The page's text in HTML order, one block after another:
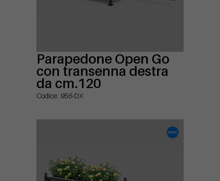
Parapedone Open Go
con transenna destra
da cm.120
Codice: 956-DX